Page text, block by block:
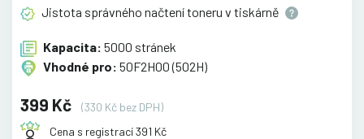
Jistota správného načtení toneru v tiskárně
Kapacita: 5000 stránek
Vhodné pro: 50F2H00 (502H)
399 Kč
(330 Kč bez DPH)
Cena s registrací 391 Kč